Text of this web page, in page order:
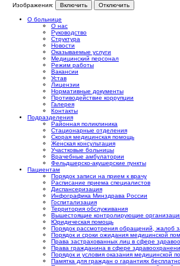
Изображения: Включить Отключить
О больнице
О нас
Руководство
Структура
Новости
Оказываемые услуги
Медицинский персонал
Режим работы
Вакансии
Устав
Лицензии
Нормативные документы
Противодействие коррупции
Галерея
Контакты
Подразделения
Районная поликлиника
Стационарные отделения
Скорая медицинская помощь
Женская консультация
Участковые больницы
Врачебные амбулатории
Фельдшерско-акушерские пункты
Пациентам
Порядок записи на прием к врачу
Расписание приема специалистов
Диспансеризация
Инфографика Минздрава России
Госпитализация
Территория обслуживания
Вышестоящие контролирующие
Юридическая помощь
Порядок рассмотрения обращений, жалоб
Порядок и сроки ожидания медицинской
Права застрахованных лиц в сфере
Права гражданина в сфере
Порядок и условия оказания медицинской
Памятка для граждан о гарантиях